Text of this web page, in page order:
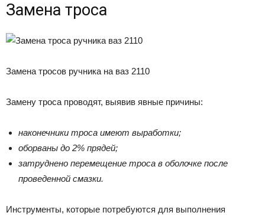
Замена троса
Замена тросов ручника на ваз 2110
Замену троса проводят, выявив явные причины:
наконечники троса имеют выработки;
оборваны до 2% прядей;
затруднено перемещение троса в оболочке после
проведенной смазки.
Инструменты, которые потребуются для выполнения